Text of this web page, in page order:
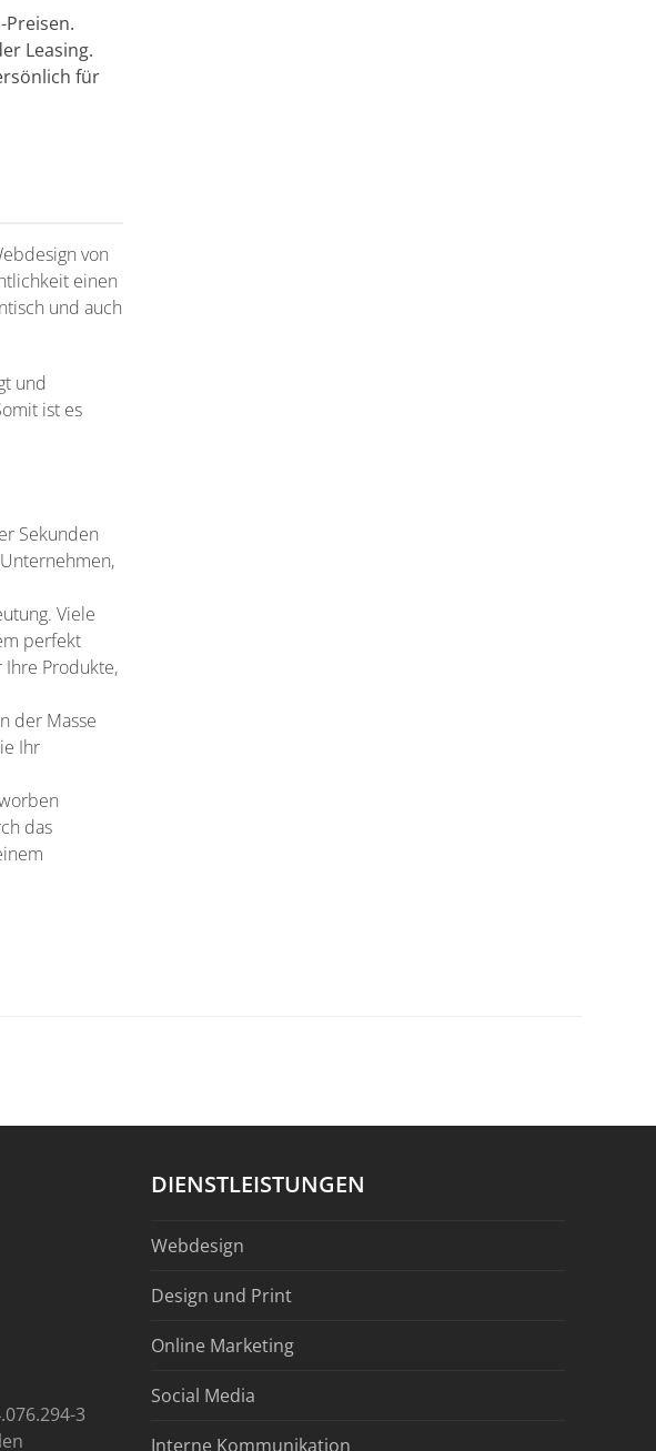
Leasing.
für
von
einen
und auch
und
ist es
Sekunden
Viele
perfekt
Produkte,
der Masse
Ihr
das
3
DIENSTLEISTUNGEN
Webdesign
Design und Print
Online Marketing
Social Media
Interne Kommunikation